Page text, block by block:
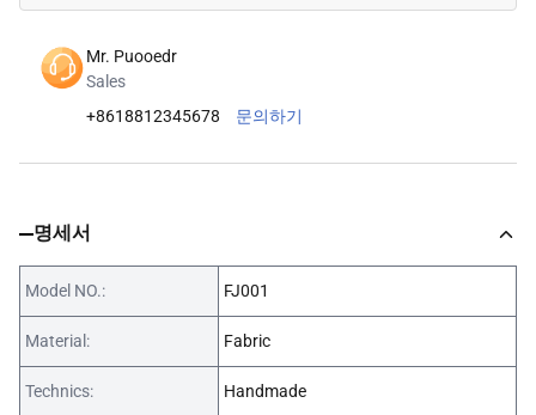
Mr. Puooedr
Sales
+8618812345678
문의하기
명세서
Model NO.: FJ001
Material: Fabric
Technics: Handmade